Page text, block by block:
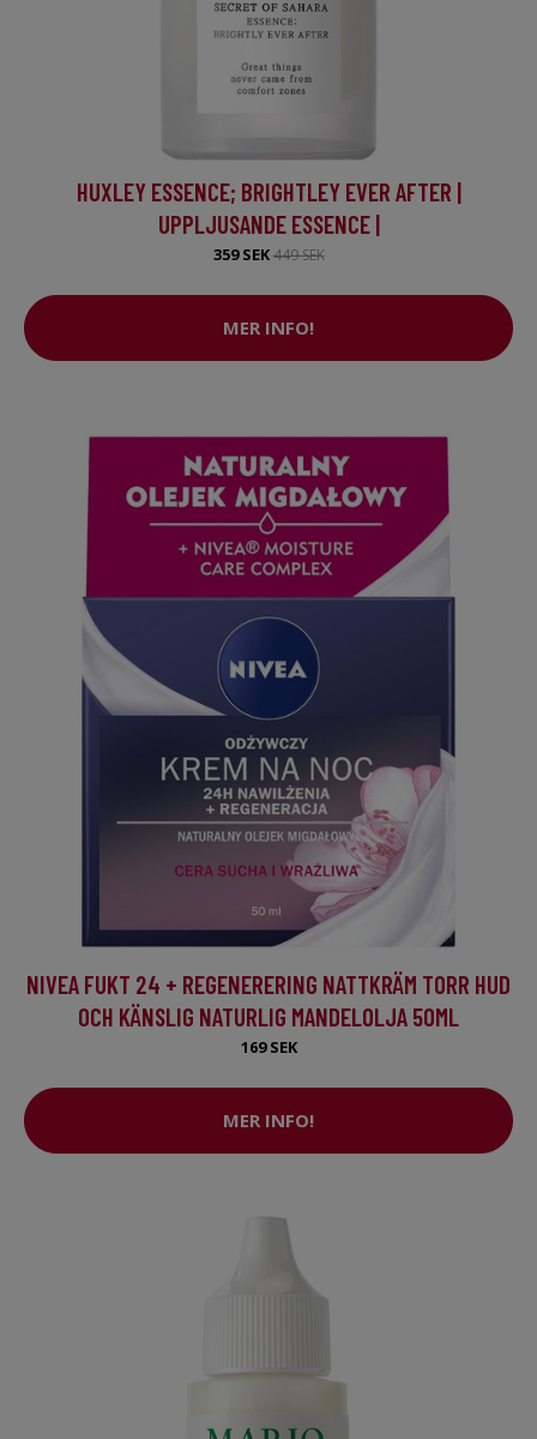
HUXLEY ESSENCE; BRIGHTLEY EVER AFTER |
UPPLJUSANDE ESSENCE |
359 SEK449 SEK
MER INFO!
NIVEA FUKT 24 + REGENERERING NATTKRÄM TORR HUD
OCH KÄNSLIG NATURLIG MANDELOLJA 50ML
169 SEK
MER INFO!